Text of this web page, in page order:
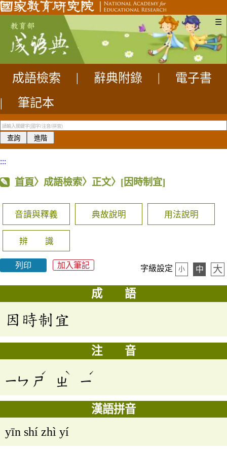
☰
成語檢索 辭典附錄
電子書
|
筆記本
:::
首頁〉成語檢索〉正文〉 [因時制宜]
音讀與釋義 典故說明 用法說明
辨 識
列印 加入筆記 字級設定 小 中 大
成 語
因時制宜
注 音
ㄧㄣ ㄕ
ˊ
ㄓ
ˋ
ㄧ
ˊ
漢語拼音
yīn shí zhì yí